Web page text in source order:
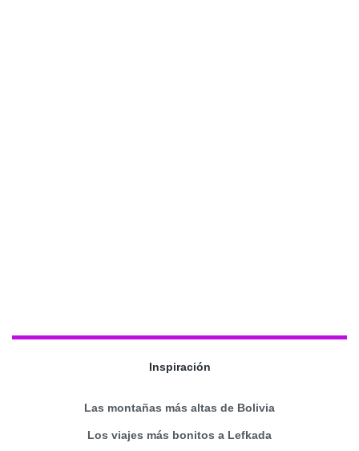
Inspiración
Las montañas más altas de Bolivia
Los viajes más bonitos a Lefkada